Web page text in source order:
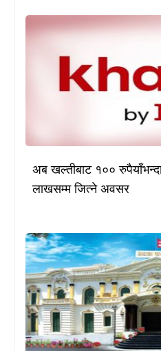
अब खल्तीबाट १००
लाखसम्म जित्ने अवसर